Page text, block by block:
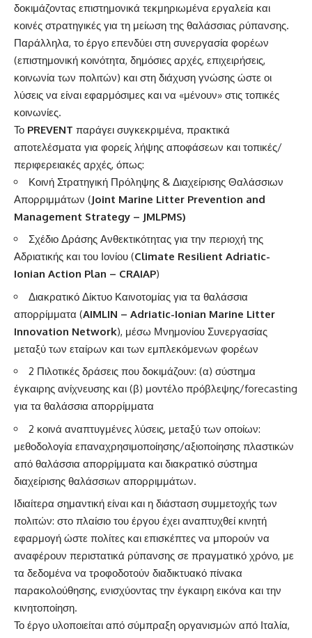
δοκιμάζοντας επιστημονικά τεκμηριωμένα εργαλεία και
κοινές στρατηγικές για τη μείωση της θαλάσσιας ρύπανσης.
Παράλληλα, το έργο επενδύει στη συνεργασία φορέων
(επιστημονική κοινότητα, δημόσιες αρχές, επιχειρήσεις,
κοινωνία των πολιτών) και στη διάχυση γνώσης ώστε οι
λύσεις να είναι εφαρμόσιμες και να «μένουν» στις τοπικές
κοινωνίες.
Το PREVENT παράγει συγκεκριμένα, πρακτικά
αποτελέσματα για φορείς λήψης αποφάσεων και τοπικές/
περιφερειακές αρχές, όπως:
Κοινή Στρατηγική Πρόληψης & Διαχείρισης Θαλάσσιων
Απορριμμάτων (Joint Marine Litter Prevention and
Management Strategy – JMLPMS)
Σχέδιο Δράσης Ανθεκτικότητας για την περιοχή της
Αδριατικής και του Ιονίου (Climate Resilient Adriatic-
Ionian Action Plan – CRAIAP)
Διακρατικό Δίκτυο Καινοτομίας για τα θαλάσσια
απορρίμματα (AIMLIN – Adriatic-Ionian Marine Litter
Innovation Network), μέσω Μνημονίου Συνεργασίας
μεταξύ των εταίρων και των εμπλεκόμενων φορέων
2 Πιλοτικές δράσεις που δοκιμάζουν: (α) σύστημα
έγκαιρης ανίχνευσης και (β) μοντέλο πρόβλεψης/forecasting
για τα θαλάσσια απορρίμματα
2 κοινά αναπτυγμένες λύσεις, μεταξύ των οποίων:
μεθοδολογία επαναχρησιμοποίησης/αξιοποίησης πλαστικών
από θαλάσσια απορρίμματα και διακρατικό σύστημα
διαχείρισης θαλάσσιων απορριμμάτων.
Ιδιαίτερα σημαντική είναι και η διάσταση συμμετοχής των
πολιτών: στο πλαίσιο του έργου έχει αναπτυχθεί κινητή
εφαρμογή ώστε πολίτες και επισκέπτες να μπορούν να
αναφέρουν περιστατικά ρύπανσης σε πραγματικό χρόνο, με
τα δεδομένα να τροφοδοτούν διαδικτυακό πίνακα
παρακολούθησης, ενισχύοντας την έγκαιρη εικόνα και την
κινητοποίηση.
Το έργο υλοποιείται από σύμπραξη οργανισμών από Ιταλία,